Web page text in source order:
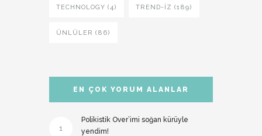
TECHNOLOGY (4) TREND-IZ (189)
ÜNLÜLER (86)
EN ÇOK YORUM ALANLAR
1
Polikistik Over’imi soğan kürüyle
yendim!